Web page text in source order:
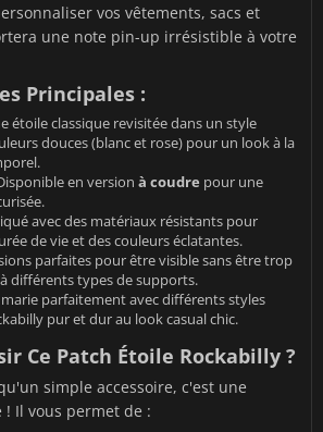
vos vêtements, sacs et
une note pin-up irrésistible à votre
Principales :
étoile classique revisitée dans un style
douces (blanc et rose) pour un look à la
en version à coudre pour une
avec des matériaux résistants pour
de vie et des couleurs éclatantes.
parfaites pour être visible sans être trop
différents types de supports.
marie parfaitement avec différents styles
pur et dur au look casual chic.
Ce Patch Étoile Rockabilly ?
simple accessoire, c'est une
Il vous permet de :